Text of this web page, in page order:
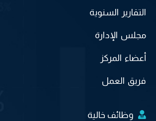
التقارير السنوية
مجلس الإدارة
أعضاء المركز
فريق العمل
وظائف خالية